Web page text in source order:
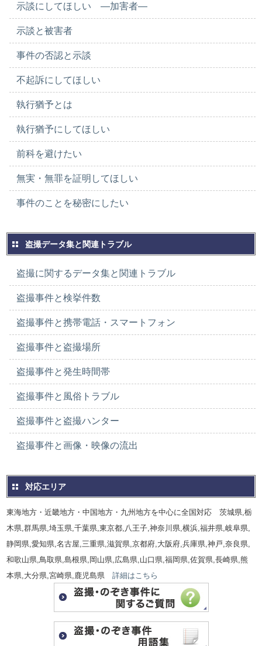
示談にしてほしい ―加害者―
示談と被害者
事件の否認と示談
不起訴にしてほしい
執行猶予とは
執行猶予にしてほしい
前科を避けたい
無実・無罪を証明してほしい
事件のことを秘密にしたい
盗撮データ集と関連トラブル
盗撮に関するデータ集と関連トラブル
盗撮事件と検挙件数
盗撮事件と携帯電話・スマートフォン
盗撮事件と盗撮場所
盗撮事件と発生時間帯
盗撮事件と風俗トラブル
盗撮事件と盗撮ハンター
盗撮事件と画像・映像の流出
対応エリア
東海地方・近畿地方・中国地方・九州地方を中心に全国対応 茨城県,栃
木県,群馬県,埼玉県,千葉県,東京都,八王子,神奈川県,横浜,福井県,岐阜県,
静岡県,愛知県,名古屋,三重県,滋賀県,京都府,大阪府,兵庫県,神戸,奈良県,
和歌山県,鳥取県,島根県,岡山県,広島県,山口県,福岡県,佐賀県,長崎県,熊
本県,大分県,宮崎県,鹿児島県詳細はこちら